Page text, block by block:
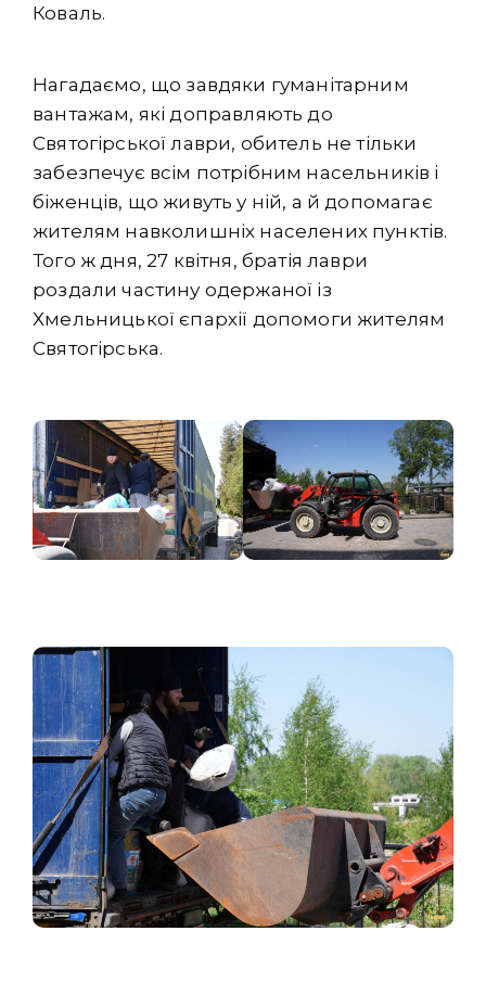
Коваль.
Нагадаємо, що завдяки гуманітарним
вантажам, які доправляють до
Святогірської лаври, обитель не тільки
забезпечує всім потрібним насельників і
біженців, що живуть у ній, а й допомагає
жителям навколишніх населених пунктів.
Того ж дня, 27 квітня, братія лаври
роздали частину одержаної із
Хмельницької єпархії допомоги жителям
Святогірська.